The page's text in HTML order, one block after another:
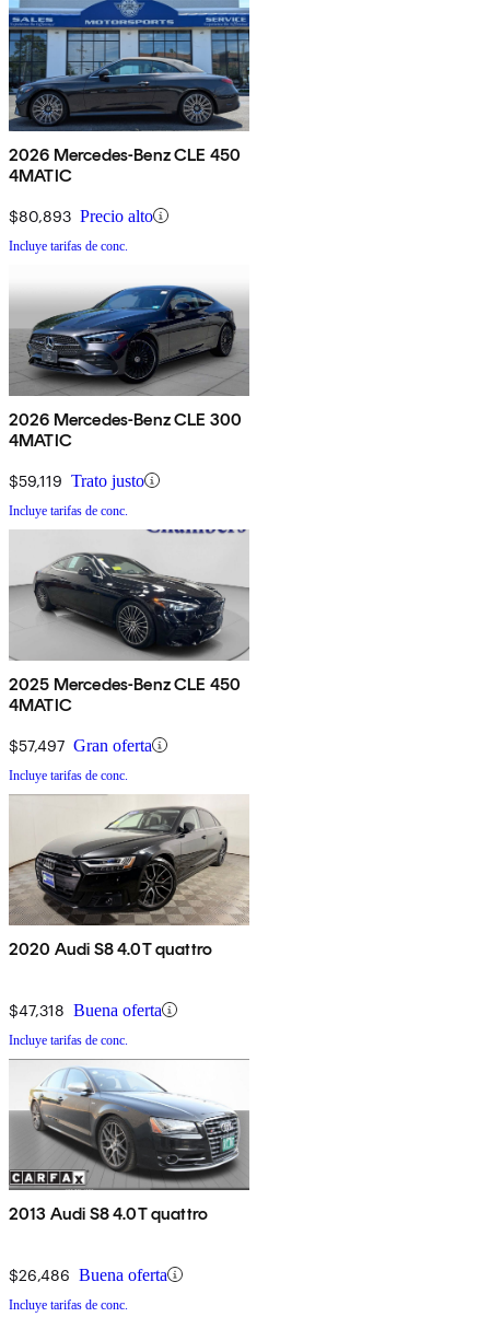
2026 Mercedes-Benz CLE 450
4MATIC
$80,893 Precio alto
Incluye tarifas de conc.
2026 Mercedes-Benz CLE 300
4MATIC
$59,119 Trato justo
Incluye tarifas de conc.
2025 Mercedes-Benz CLE 450
4MATIC
$57,497 Gran oferta
Incluye tarifas de conc.
2020 Audi S8 4.0T quattro
$47,318 Buena oferta
Incluye tarifas de conc.
2013 Audi S8 4.0T quattro
$26,486 Buena oferta
Incluye tarifas de conc.